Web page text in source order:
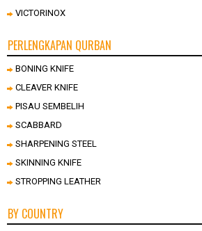
VICTORINOX
PERLENGKAPAN QURBAN
BONING KNIFE
CLEAVER KNIFE
PISAU SEMBELIH
SCABBARD
SHARPENING STEEL
SKINNING KNIFE
STROPPING LEATHER
BY COUNTRY